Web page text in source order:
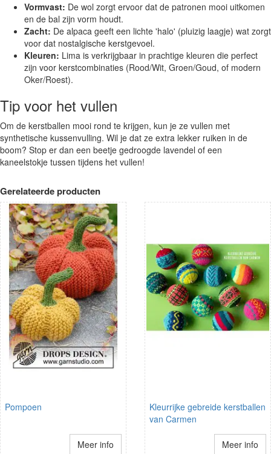
Vormvast: De wol zorgt ervoor dat de patronen mooi uitkomen
en de bal zijn vorm houdt.
Zacht: De alpaca geeft een lichte 'halo' (pluizig laagje) wat zorgt
voor dat nostalgische kerstgevoel.
Kleuren: Lima is verkrijgbaar in prachtige kleuren die perfect
zijn voor kerstcombinaties (Rood/Wit, Groen/Goud, of modern
Oker/Roest).
Tip voor het vullen
Om de kerstballen mooi rond te krijgen, kun je ze vullen met
synthetische kussenvulling. Wil je dat ze extra lekker ruiken in de
boom? Stop er dan een beetje gedroogde lavendel of een
kaneelstokje tussen tijdens het vullen!
Gerelateerde producten
Pompoen
Meer info
Kleurrijke gebreide kerstballen
van Carmen
Meer info